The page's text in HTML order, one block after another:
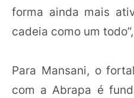
forma ainda mais
cadeia como um
Para Mansani, o
com a Abrapa é